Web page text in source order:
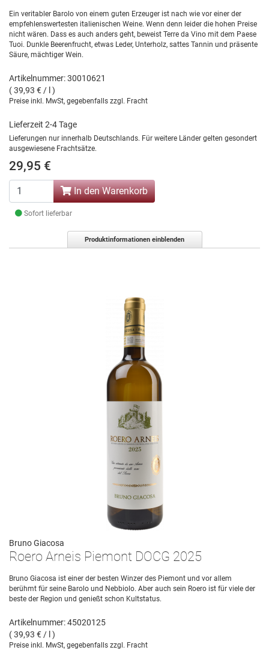
Ein veritabler Barolo von einem guten Erzeuger ist nach wie vor einer der
empfehlenswertesten italienischen Weine. Wenn denn leider die hohen Preise
nicht wären. Dass es auch anders geht, beweist Terre da Vino mit dem Paese
Tuoi. Dunkle Beerenfrucht, etwas Leder, Unterholz, sattes Tannin und präsente
Säure, mächtiger Wein.
Artikelnummer: 30010621
( 39,93 € / l )
Preise inkl. MwSt, gegebenfalls zzgl. Fracht
Lieferzeit 2-4 Tage
Lieferungen nur innerhalb Deutschlands. Für weitere Länder gelten gesondert
ausgewiesene Frachtsätze.
29,95 €
In den Warenkorb
Sofort lieferbar
Produktinformationen einblenden
Bruno Giacosa
Roero Arneis Piemont DOCG 2025
Bruno Giacosa ist einer der besten Winzer des Piemont und vor allem
berühmt für seine Barolo und Nebbiolo. Aber auch sein Roero ist für viele der
beste der Region und genießt schon Kultstatus.
Artikelnummer: 45020125
( 39,93 € / l )
Preise inkl. MwSt, gegebenfalls zzgl. Fracht